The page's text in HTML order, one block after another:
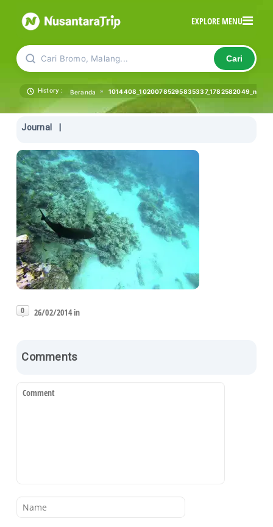
EXPLORE MENU
Cari Bromo, Malang... Cari
History : Beranda » 1014408_10200785295835337_1782582049_n
Journal
0 26/02/2014 in
Comments